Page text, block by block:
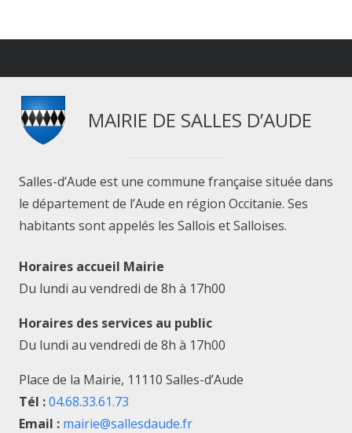
MAIRIE DE SALLES D’AUDE
Salles-d’Aude est une commune française située dans
le département de l’Aude en région Occitanie. Ses
habitants sont appelés les Sallois et Salloises.
Horaires accueil Mairie
Du lundi au vendredi de 8h à 17h00
Horaires des services au public
Du lundi au vendredi de 8h à 17h00
Place de la Mairie, 11110 Salles-d’Aude
Tél :04.68.33.61.73
Email : mairie@sallesdaude.fr